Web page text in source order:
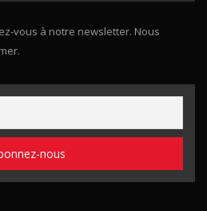
vous à notre newsletter. Nous